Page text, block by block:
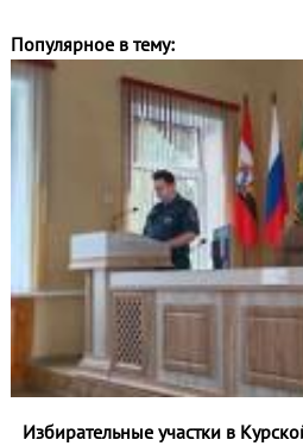
Популярное в тему:
Избирательные участки в